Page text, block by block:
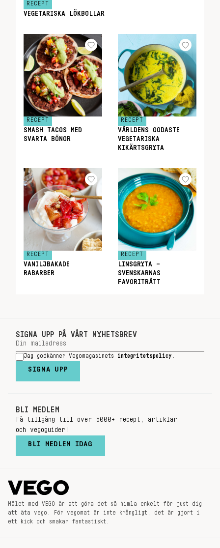
RECEPT
VEGETARISKA LÖKBOLLAR
RECEPT
SMASH TACOS MED
SVARTA BÖNOR
RECEPT
VÄRLDENS GODASTE
VEGETARISKA
KIKÄRTSGRYTA
RECEPT
VANILJBAKADE
RABARBER
RECEPT
LINSGRYTA –
SVENSKARNAS
FAVORITRÄTT
SIGNA UPP PÅ VÅRT NYHETSBREV
Jag godkänner Vegomagasinets integritetspolicy
SIGNA UPP
BLI MEDLEM
Få tillgång till över 5000+ recept, artiklar
och vegoguider!
BLI MEDLEM IDAG
Målet med VEGO är att göra det så himla enkelt för just dig
att äta vego. För vegomat är inte krångligt, det är gjort i
ett kick och smakar fantastiskt.